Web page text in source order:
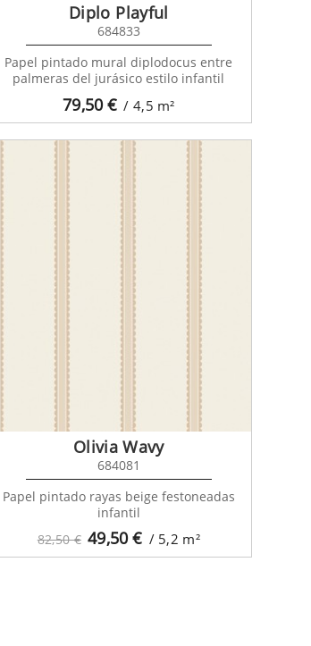
79,50€ / 4,5 m²
Diplo Playful
684833
Papel pintado mural diplodocus entre
palmeras del jurásico estilo infantil
82,50 € 49,50€ / 5,2 m²
Olivia Wavy
684081
Papel pintado rayas beige festoneadas
infantil